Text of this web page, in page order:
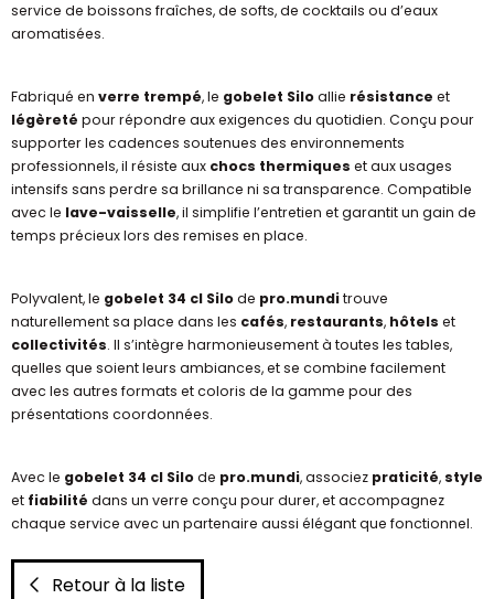
service de boissons fraîches, de softs, de cocktails ou d’eaux
aromatisées.
Fabriqué en verre trempé, le gobelet Siloallie résistance et
légèreté pour répondre aux exigences du quotidien. Conçu pour
supporter les cadences soutenues des environnements
professionnels, il résiste aux chocs thermiques et aux usages
intensifs sans perdre sa brillance ni sa transparence. Compatible
avec le lave-vaisselle, il simplifie l’entretien et garantit un gain de
temps précieux lors des remises en place.
Polyvalent, le gobelet 34 cl Silode pro.munditrouve
naturellement sa place dans les cafés, restaurants, hôtels et
collectivités. Il s’intègre harmonieusement à toutes les tables,
quelles que soient leurs ambiances, et se combine facilement
avec les autres formats et coloris de la gamme pour des
présentations coordonnées.
Avec le gobelet 34 cl Silode pro.mundi, associez praticité, style
et fiabilité dans un verre conçu pour durer, et accompagnez
chaque service avec un partenaire aussi élégant que fonctionnel.
Retour à la liste